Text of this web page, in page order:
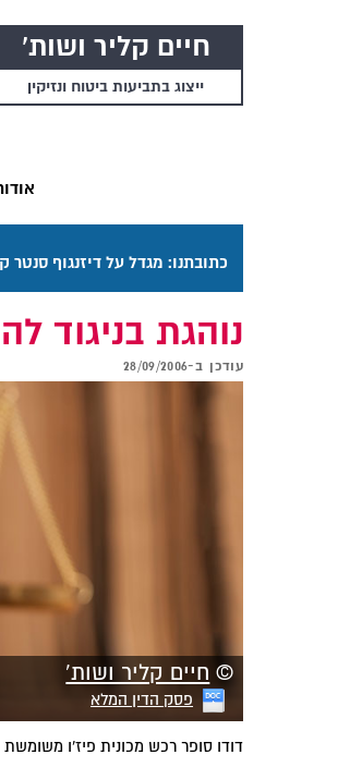
חיים קליר ושות'
ייצוג בתביעות ביטוח ונזיקין
כתובתנו: מגדל על דיזנגוף סנטר קומה 16, רחוב דיזנגוף 50 תל אביב. דרכי ההגעה בתפריט
נוהגת בניגוד
עודכן ב-28/09/2006
© חיים קליר ושות'
פסק הדין המלא
דודו סופר רכש מכונית פיז'ו